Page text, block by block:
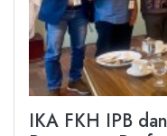
IKA FKH IPB